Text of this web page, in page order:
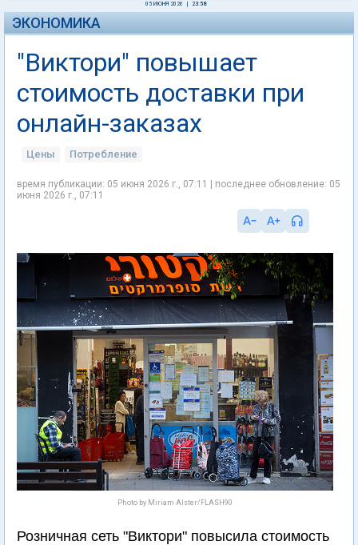
05 ИЮНЯ 2026 23:58
ЭКОНОМИКА
"Виктори" повышает
стоимость доставки при
онлайн-заказах
Цены Потребление
время публикации: 05 июня 2026 г., 07:11 | последнее обновление: 05
июня 2026 г., 07:11
Photo by Miriam Alster/FLASH90
Розничная сеть "Виктори" повысила стоимость